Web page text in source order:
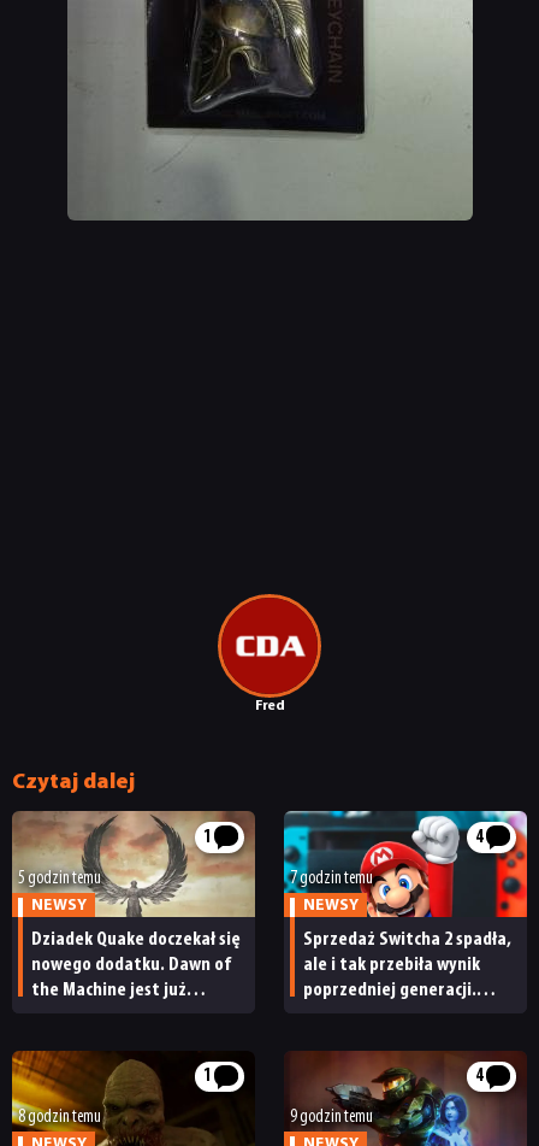
RECENZJE
Fred
Czytaj dalej
1
5 godzin temu
NEWSY
Dziadek Quake doczekał się
nowego dodatku. Dawn of
the Machine jest już
4
7 godzin temu
NEWSY
Sprzedaż Switcha 2 spadła,
ale i tak przebiła wynik
poprzedniej generacji.
1
8 godzin temu
4
9 godzin temu